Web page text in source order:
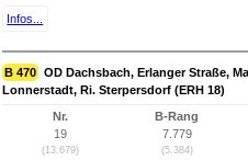
Infos...
B 470 OD Dachsbach, Erlanger Straße,
Lonnerstadt, Ri. Sterpersdorf (ERH 18)
Nr.
19
(13.679)
B-Rang
7.779
(5.384)